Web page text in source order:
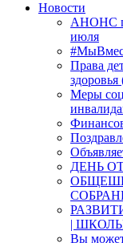
Новости
АНОНС
июля
Права
Меры
ДЕНЬ
|
Вы